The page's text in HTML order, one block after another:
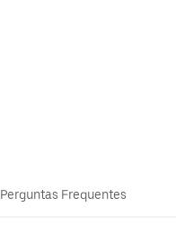
Perguntas Frequentes